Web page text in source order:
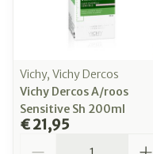
Vichy, Vichy Dercos
Vichy Dercos A/roos
Sensitive Sh 200ml
€ 21,95